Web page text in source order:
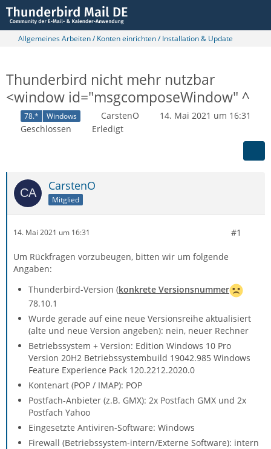
Allgemeines Arbeiten / Konten einrichten / Installation & Update
Thunderbird nicht mehr nutzbar
<window id="msgcomposeWindow" ^
78.* Windows CarstenO
14. Mai 2021 um 16:31
Geschlossen
Erledigt
CarstenO
Mitglied
14. Mai 2021 um 16:31 #1
Um Rückfragen vorzubeugen, bitten wir um folgende
Angaben:
Thunderbird-Version (konkrete Versionsnummer
78.10.1
Wurde gerade auf eine neue Versionsreihe aktualisiert
(alte und neue Version angeben): nein, neuer Rechner
Betriebssystem + Version: Edition Windows 10 Pro
Version 20H2 Betriebssystembuild 19042.985 Windows
Feature Experience Pack 120.2212.2020.0
Kontenart (POP / IMAP): POP
Postfach-Anbieter (z.B. GMX): 2x Postfach GMX und 2x
Postfach Yahoo
Eingesetzte Antiviren-Software: Windows
Firewall (Betriebssystem-intern/Externe Software): intern